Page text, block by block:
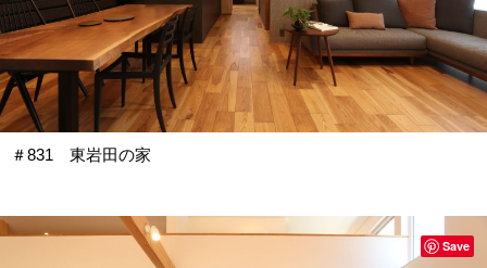
＃831 東岩田の家
Save